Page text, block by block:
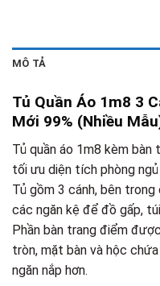
MÔ TẢ
Tủ Quần Áo 1m8 3
Mới 99% (Nhiều
Tủ quần áo 1m8 kèm
tối ưu diện tích phòng
Tủ gồm 3 cánh, bên
các ngăn kệ để đồ gấp,
Phần bàn trang điểm
tròn, mặt bàn và hộc
ngăn nắp hơn.